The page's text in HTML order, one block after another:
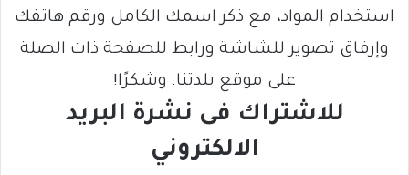
استخدام المواد، مع ذكر اسمك الكامل ورقم هاتفك
وإرفاق تصوير للشاشة ورابط للصفحة ذات الصلة
على موقع بلدتنا. وشكرًا!
للاشتراك فى نشرة البريد
الالكتروني